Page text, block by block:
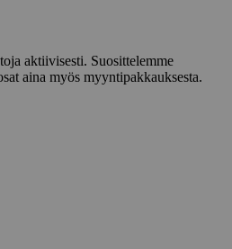
aktiivisesti. Suosittelemme
aina myös myyntipakkauksesta.